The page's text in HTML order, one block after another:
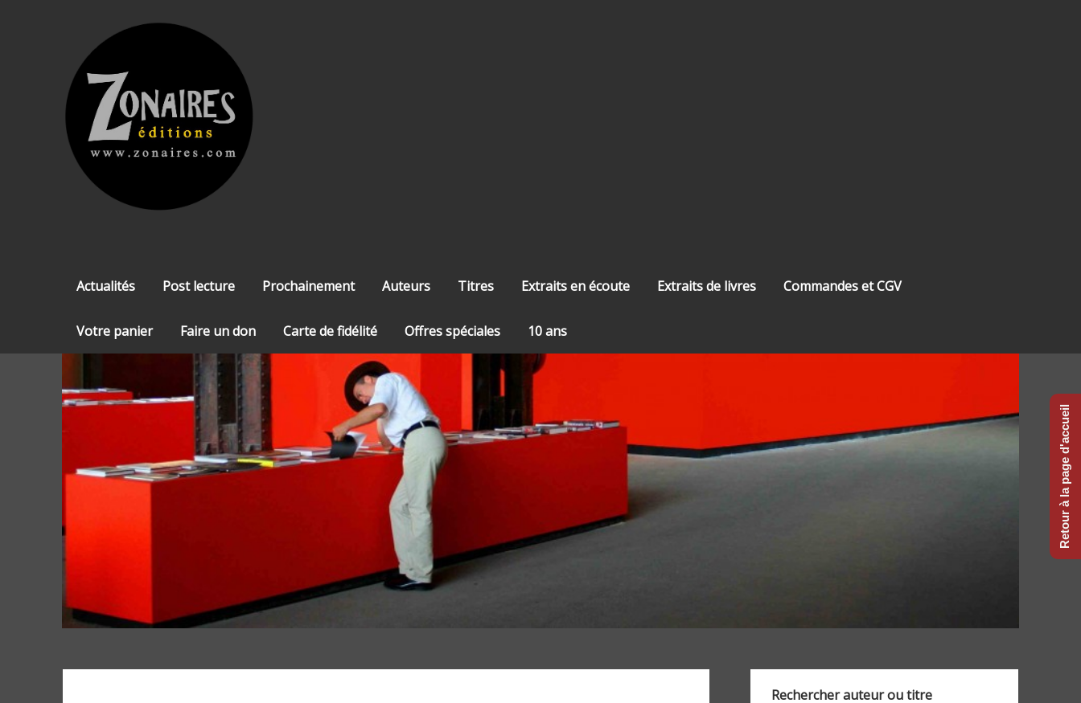
Actualités Post lecture Prochainement Auteurs Titres Extraits en écoute Extraits de livres Commandes et CGV
Votre panier Faire un don Carte de fidélité Offres spéciales 10 ans
Rechercher auteur ou titre
Retour à la page d'accueil